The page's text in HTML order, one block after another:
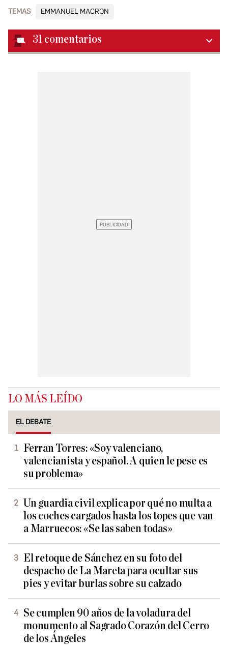
TEMAS EMMANUEL MACRON
31 comentarios
LO MÁS LEÍDO
EL DEBATE
Ferran Torres: «Soy valenciano,
valencianista y español. A quien le pese es
su problema»
Un guardia civil explica por qué no multa a
los coches cargados hasta los topes que van
a Marruecos: «Se las saben todas»
El retoque de Sánchez en su foto del
despacho de La Mareta para ocultar sus
pies y evitar burlas sobre su calzado
Se cumplen 90 años de la voladura del
monumento al Sagrado Corazón del Cerro
de los Ángeles